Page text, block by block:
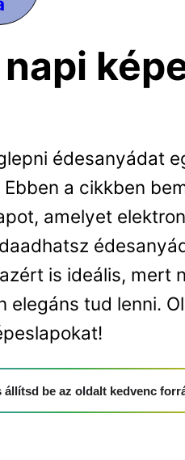
édesanyádat
Ebben a cikkben
amelyet
is ideális, mert
elegáns tud lenni.
állítsd be az oldalt kedvenc